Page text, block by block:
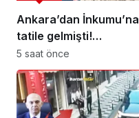
Ankara’dan İnkumu’na
tatile gelmişti!
Kurtarılamadı
5 saat önce